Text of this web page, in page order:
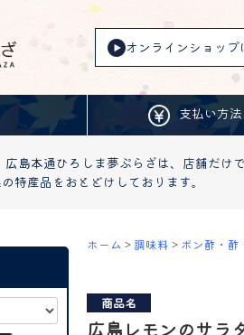
オンラインショップ
支払い方
島本通ひろしま夢ぷらざは、店舗だけで
特産品をおとどけしております。
ホーム > 調味料 > ポン酢・酢
商品名
広島レモンのサラ